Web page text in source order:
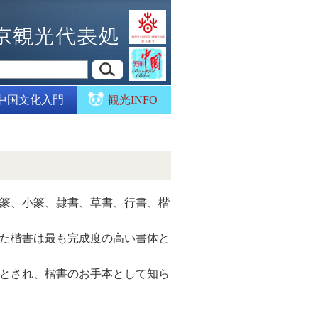
国文化入門 観光INFO
、小篆、隷書、草書、行書、楷
楷書は最も完成度の高い書体と
され、楷書のお手本として知ら